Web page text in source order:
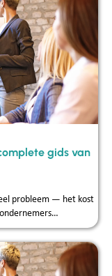
gids van
probleem — het kost